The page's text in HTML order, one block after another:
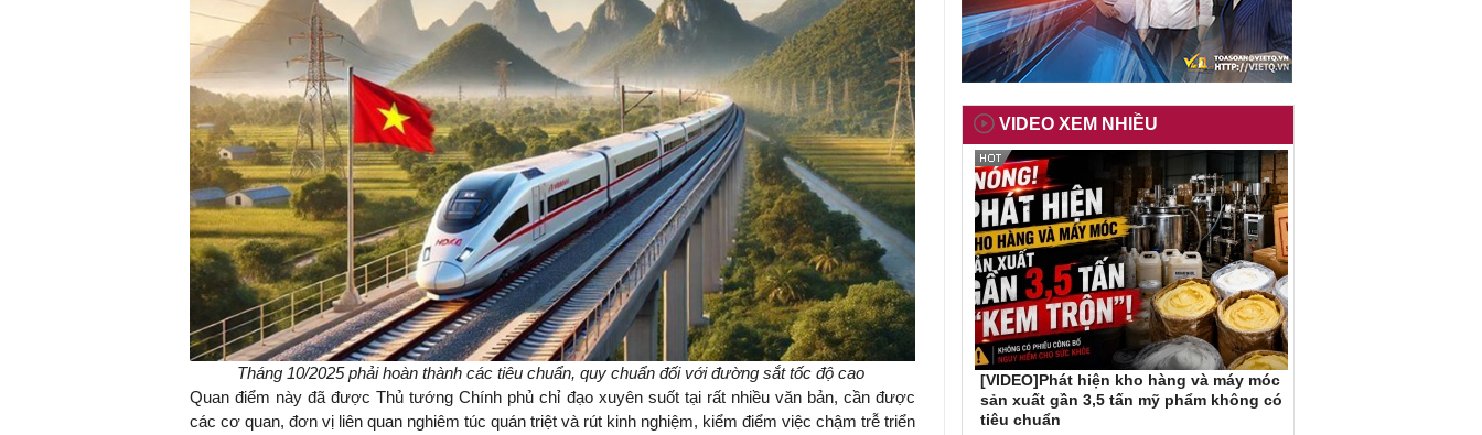
Tháng 10/2025 phải hoàn thành các tiêu chuẩn, quy chuẩn đối với đường sắt tốc độ cao
Quan điểm này đã được Thủ tướng Chính phủ chỉ đạo xuyên suốt tại rất nhiều văn bản, cần được
các cơ quan, đơn vị liên quan nghiêm túc quán triệt và rút kinh nghiệm, kiểm điểm việc chậm trễ triển
VIDEO XEM NHIỀU
[VIDEO]Phát hiện kho hàng và máy móc
sản xuất gần 3,5 tấn mỹ phẩm không có
tiêu chuẩn